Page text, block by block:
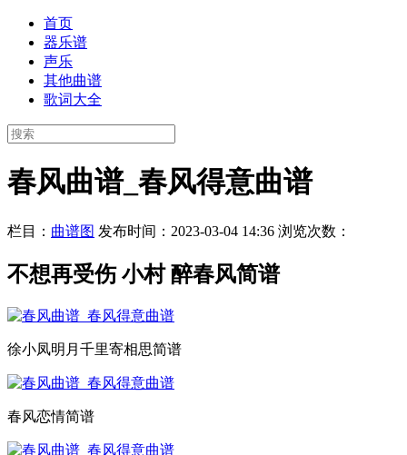
首页
器乐谱
声乐
其他曲谱
歌词大全
春风曲谱_春风得意曲谱
栏目： 曲谱图 发布时间：2023-03-04 14:36 浏览次数：
不想再受伤 小村 醉春风简谱
徐小凤明月千里寄相思简谱
春风恋情简谱